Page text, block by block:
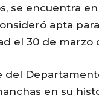
se encuentra
apta
el 30 de marzo
en su